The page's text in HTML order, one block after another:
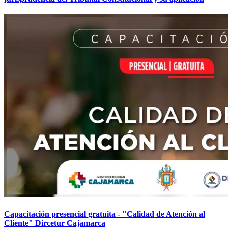
Capacitación presencial gratuita - "Calidad de Atención al
Cliente" Dircetur Cajamarca